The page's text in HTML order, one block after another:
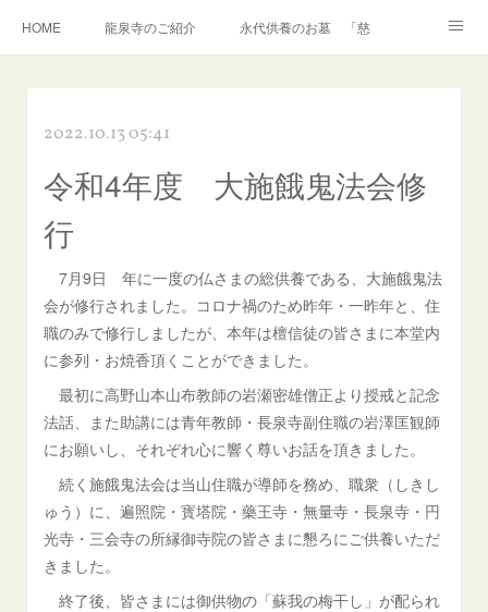
HOME 龍泉寺のご紹介 永代供養のお墓 「慈光」
2022.10.13 05:41
令和4年度 大施餓鬼法会修
行
7月9日 年に一度の仏さまの総供養である、大施餓鬼法
会が修行されました。コロナ禍のため昨年・一昨年と、住
職のみで修行しましたが、本年は檀信徒の皆さまに本堂内
に参列・お焼香頂くことができました。
最初に高野山本山布教師の岩瀬密雄僧正より授戒と記念
法話、また助講には青年教師・長泉寺副住職の岩澤匡観師
にお願いし、それぞれ心に響く尊いお話を頂きました。
続く施餓鬼法会は当山住職が導師を務め、職衆（しきし
ゅう）に、遍照院・寳塔院・藥王寺・無量寺・長泉寺・円
光寺・三会寺の所縁御寺院の皆さまに懇ろにご供養いただ
きました。
終了後、皆さまには御供物の「蘇我の梅干し」が配られ